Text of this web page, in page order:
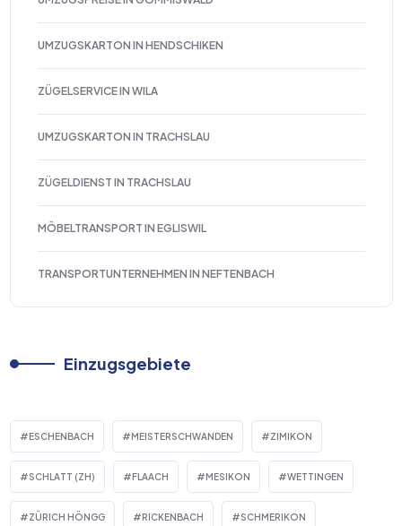
UMZUGSKARTON IN HENDSCHIKEN
ZÜGELSERVICE IN WILA
UMZUGSKARTON IN TRACHSLAU
ZÜGELDIENST IN TRACHSLAU
MÖBELTRANSPORT IN EGLISWIL
TRANSPORTUNTERNEHMEN IN NEFTENBACH
Einzugsgebiete
ESCHENBACH MEISTERSCHWANDEN ZIMIKON
SCHLATT (ZH) FLAACH MESIKON WETTINGEN
ZÜRICH HÖNGG RICKENBACH SCHMERIKON